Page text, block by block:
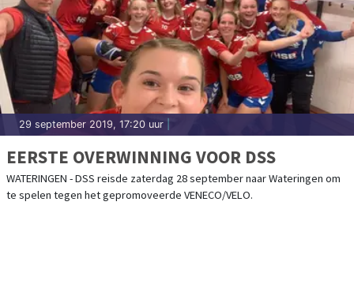
29 september 2019, 17:20 uur
EERSTE OVERWINNING VOOR DSS
WATERINGEN - DSS reisde zaterdag 28 september naar Wateringen om
te spelen tegen het gepromoveerde VENECO/VELO.